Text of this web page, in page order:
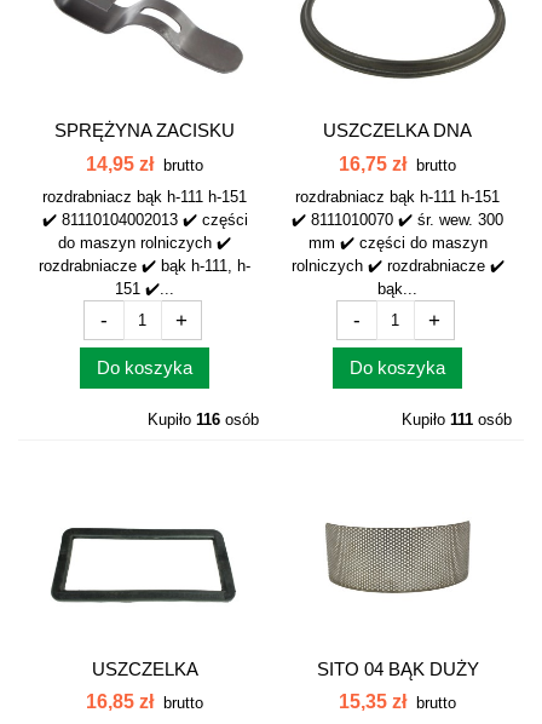
SPRĘŻYNA ZACISKU
WORKA BĄK...
14,95 zł
brutto
rozdrabniacz bąk h-111 h-151
✔️ 81110104002013 ✔️ części
do maszyn rolniczych ✔️
rozdrabniacze ✔️ bąk h-111, h-
151 ✔️...
- +
Do koszyka
Kupiło 116 osób
USZCZELKA DNA
OKRĄGŁA 8111010070
16,75 zł
brutto
rozdrabniacz bąk h-111 h-151
✔️ 8111010070 ✔️ śr. wew. 300
mm ✔️ części do maszyn
rolniczych ✔️ rozdrabniacze ✔️
bąk...
- +
Do koszyka
Kupiło 111 osób
USZCZELKA
PROSTOKĄTNA
16,85 zł
brutto
SITO 04 BĄK DUŻY
8151000040
15,35 zł
brutto